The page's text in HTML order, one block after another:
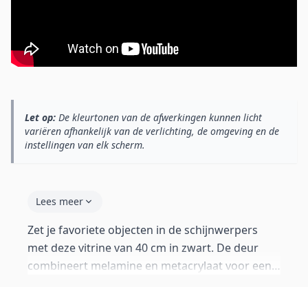
Let op: De kleurtonen van de afwerkingen kunnen licht
variëren afhankelijk van de verlichting, de omgeving en de
instellingen van elk scherm.
Lees meer
Zet je favoriete objecten in de schijnwerpers
met deze vitrine van 40 cm in zwart. De deur
combineert melamine en metacrylaat voor een